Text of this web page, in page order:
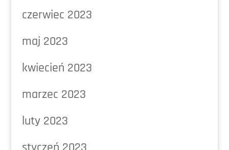
czerwiec 2023
maj 2023
kwiecień 2023
marzec 2023
luty 2023